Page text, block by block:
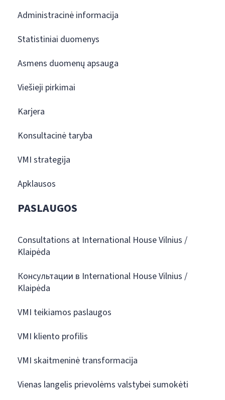
Administracinė informacija
Statistiniai duomenys
Asmens duomenų apsauga
Viešieji pirkimai
Karjera
Konsultacinė taryba
VMI strategija
Apklausos
PASLAUGOS
Consultations at International House Vilnius /
Klaipėda
Консультации в International House Vilnius /
Klaipėda
VMI teikiamos paslaugos
VMI kliento profilis
VMI skaitmeninė transformacija
Vienas langelis prievolėms valstybei sumokėti